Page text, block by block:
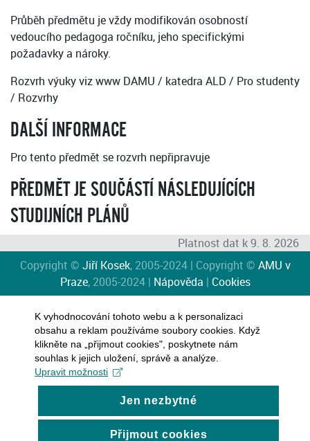
Průběh předmětu je vždy modifikován osobností
vedoucího pedagoga ročníku, jeho specifickými
požadavky a nároky.
Rozvrh výuky viz www DAMU / katedra ALD / Pro studenty
/ Rozvrhy
DALŠÍ INFORMACE
Pro tento předmět se rozvrh nepřipravuje
PŘEDMĚT JE SOUČÁSTÍ NÁSLEDUJÍCÍCH
STUDIJNÍCH PLÁNŮ
Platnost dat k 9. 8. 2026
Copyright © Jiří Kosek, 2005-2024 | Copyright © AMU v
Praze, 2005-2024 | Nápověda | Cookies
K vyhodnocování tohoto webu a k personalizaci
obsahu a reklam používáme soubory cookies. Když
klikněte na „přijmout cookies", poskytnete nám
souhlas k jejich uložení, správě a analýze.
Upravit možnosti
Jen nezbytné
Přijmout cookies